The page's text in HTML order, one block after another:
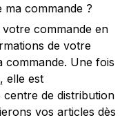
ma commande ?
commande en
de votre
commande. Une fois
elle est
centre de distribution
vos articles dès